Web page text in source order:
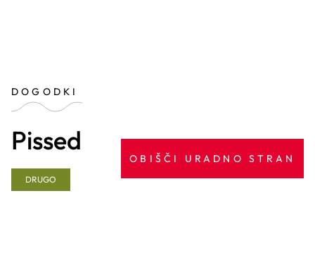
DOGODKI
Pissed
DRUGO
OBIŠČI URADNO STRAN